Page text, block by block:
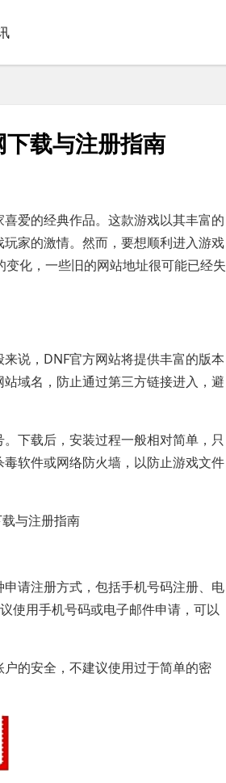
载与注册指南
爱的经典作品。这款游戏以其丰富的
家的激情。然而，要想顺利进入游戏
变化，一些旧的网站地址很可能已经失
说，DNF官方网站将提供丰富的版本
域名，防止通过第三方链接进入，避
下载后，安装过程一般相对简单，只
软件或网络防火墙，以防止游戏文件
请注册方式，包括手机号码注册、电
使用手机号码或电子邮件申请，可以
的安全，不建议使用过于简单的密